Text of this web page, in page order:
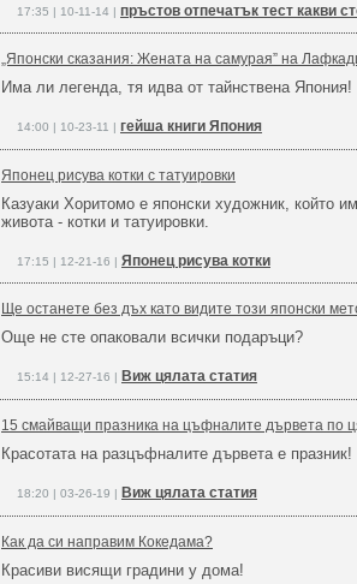
17:35 | 10-11-14 | пръстов отпечатък тест какви
„Японски сказания: Жената на самурая” на
Има ли легенда, тя идва от тайнствена Япония!
14:00 | 10-23-11 | гейша книги Япония
Японец рисува котки с татуировки
Казуаки Хоритомо е японски художник, който
живота - котки и татуировки.
17:15 | 12-21-16 | Японец рисува котки
Ще останете без дъх като видите този японски
Още не сте опаковали всички подаръци?
15:14 | 12-27-16 | Виж цялата статия
15 смайващи празника на цъфналите дървета по
Красотата на разцъфналите дървета е празник!
18:20 | 03-26-19 | Виж цялата статия
Как да си направим Кокедама?
Красиви висящи градини у дома!